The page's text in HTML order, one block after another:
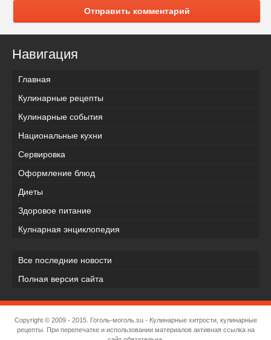
Отправить комментарий
Навигация
Главная
Кулинарные рецепты
Кулинарные события
Национальные кухни
Сервировка
Оформление блюд
Диеты
Здоровое питание
Кулнарная энциклопедия
Все последние новости
Полная версия сайта
Copyright © 2009 - 2015. Гоголь-моголь.su- Кулинарные хитрости, кулинарные
рецепты. При перепечатке и использовании материалов активная ссылка на